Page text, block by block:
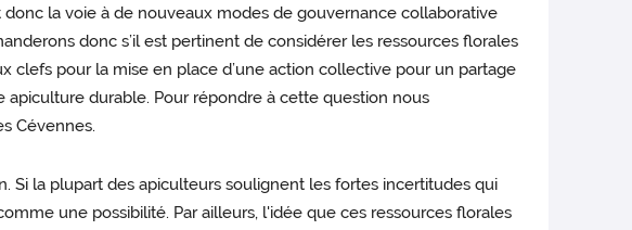
la voie à de nouveaux modes de gouvernance collaborative
donc s’il est pertinent de considérer les ressources florales
pour la mise en place d’une action collective pour un partage
apiculture durable. Pour répondre à cette question nous
Cévennes.
Si la plupart des apiculteurs soulignent les fortes incertitudes qui
une possibilité. Par ailleurs, l'idée que ces ressources florales